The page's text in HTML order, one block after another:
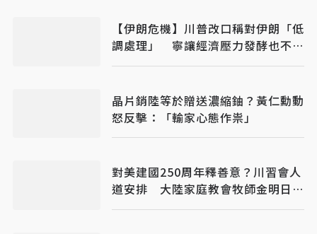
【伊朗危機】川普改口稱對伊朗「低
調處理」 寧讓經濟壓力發酵也不急
於動武
晶片銷陸等於贈送濃縮鈾？黃仁勳動
怒反擊：「輸家心態作祟」
對美建國250周年釋善意？川習會人
道安排 大陸家庭教會牧師金明日獲
釋抵美